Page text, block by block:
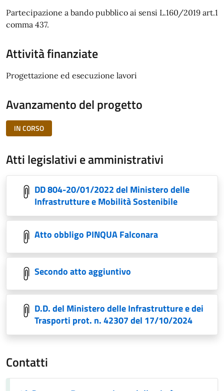
Partecipazione a bando pubblico ai sensi L.160/2019 art.1
comma 437.
Attività finanziate
Progettazione ed esecuzione lavori
Avanzamento del progetto
IN CORSO
Atti legislativi e amministrativi
DD 804-20/01/2022 del Ministero delle
Infrastrutture e Mobilità Sostenibile
Atto obbligo PINQUA Falconara
Secondo atto aggiuntivo
D.D. del Ministero delle Infrastrutture e dei
Trasporti prot. n. 42307 del 17/10/2024
Contatti